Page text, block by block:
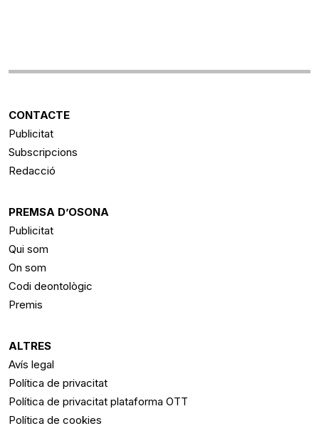
CONTACTE
Publicitat
Subscripcions
Redacció
PREMSA D’OSONA
Publicitat
Qui som
On som
Codi deontològic
Premis
ALTRES
Avís legal
Política de privacitat
Política de privacitat plataforma OTT
Política de cookies